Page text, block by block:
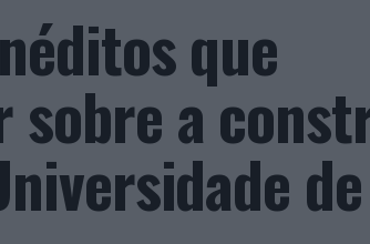
que
a
de